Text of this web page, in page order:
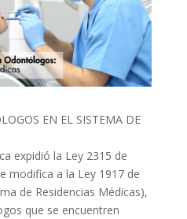
EN EL SISTEMA DE
expidió la Ley 2315 de
modifica a la Ley 1917 de
de Residencias Médicas),
que se encuentren